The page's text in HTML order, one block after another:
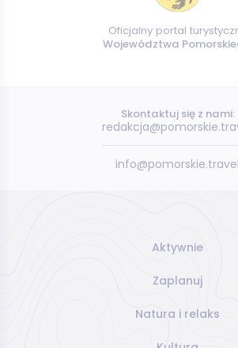
Oficjalny portal
Województwa
Skontaktuj się z nami:
info@pomorskie.travel
Aktywnie
Zaplanuj
Natura i relaks